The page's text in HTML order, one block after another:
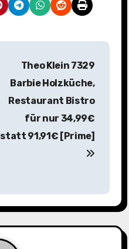
Theo Klein 7329
Barbie Holzküche,
Restaurant Bistro
für nur 34,99€
statt 91,91€ [Prime]